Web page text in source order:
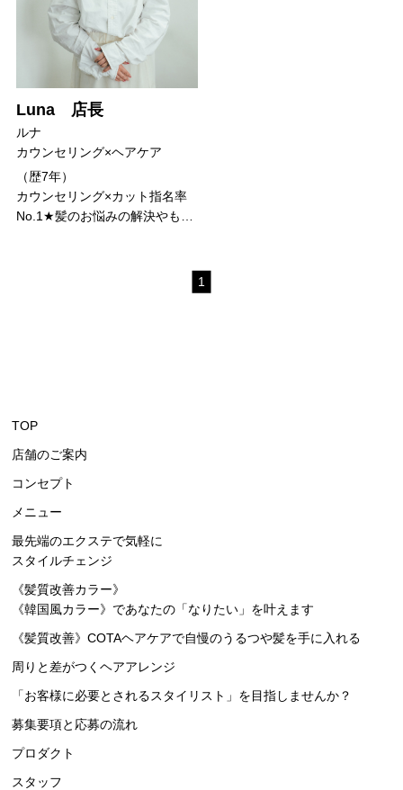
Luna 店長
ルナ
カウンセリング×ヘアケア
（歴7年）
カウンセリング×カット指名率
No.1★髪のお悩みの解決やも…
1
TOP
店舗のご案内
コンセプト
メニュー
最先端のエクステで気軽に
スタイルチェンジ
《髪質改善カラー》
《韓国風カラー》 であなたの「なりたい」を叶えます
《髪質改善》COTAヘアケアで自慢のうるつや髪を手に入れる
周りと差がつくヘアアレンジ
「お客様に必要とされるスタイリスト」を目指しませんか？
募集要項と応募の流れ
プロダクト
スタッフ